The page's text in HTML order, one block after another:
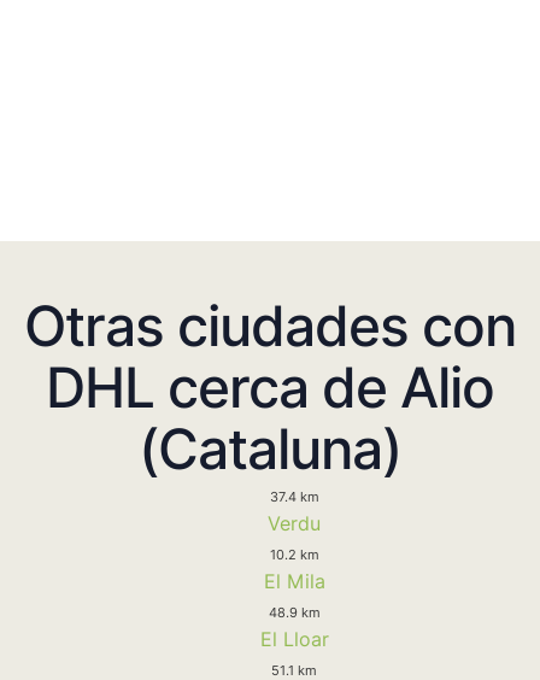
Otras ciudades con
DHL cerca de Alio
(Cataluna)
37.4 km
Verdu
10.2 km
El Mila
48.9 km
El Lloar
51.1 km